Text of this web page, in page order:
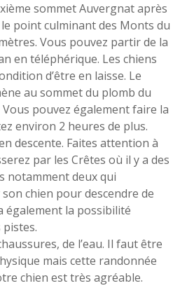
sommet Auvergnat après
le point culminant des Monts du
Vous pouvez partir de la
en téléphérique. Les chiens
d’être en laisse. Le
au sommet du plomb du
pouvez également faire la
environ 2 heures de plus.
descente. Faites attention à
par les Crêtes où il y a des
notamment deux qui
chien pour descendre de
également la possibilité
de l’eau. Il faut être
mais cette randonnée
chien est très agréable.